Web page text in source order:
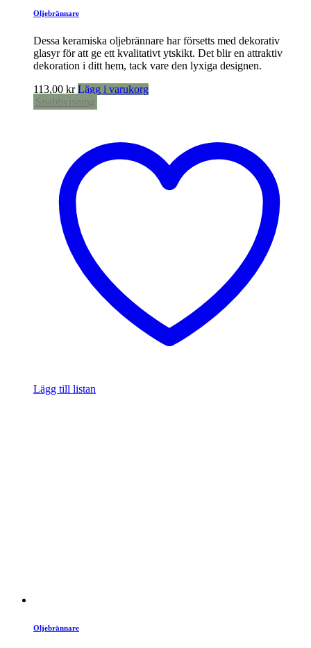
Oljebrännare
Dessa keramiska oljebrännare har försetts med dekorativ
glasyr för att ge ett kvalitativt ytskikt. Det blir en attraktiv
dekoration i ditt hem, tack vare den lyxiga designen.
113,00 kr Lägg i varukorg
Snabbvisning
Lägg till listan
Oljebrännare